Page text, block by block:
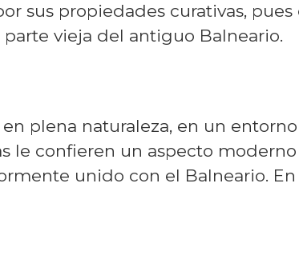
sus propiedades curativas,
vieja del antiguo Balneario.
plena naturaleza, en un
le confieren un aspecto
unido con el Balneario.